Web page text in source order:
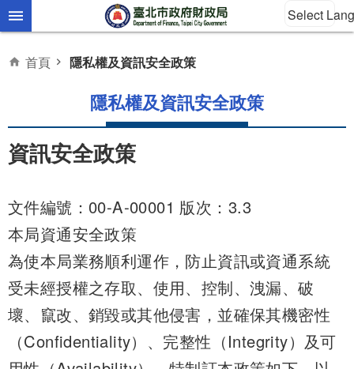
跳到主要內容區塊 Select
首頁 隱私權及資訊安全政策
隱私權及資訊安全政策
資訊安全政策
文件編號：00-A-00001 版次：3.3
本局資通安全政策
為使本局業務順利運作，防止資訊或資通系統
受未經授權之存取、使用、控制、洩漏、破
壞、竄改、銷毀或其他侵害，並確保其機密性
（Confidentiality）、完整性（Integrity）及可